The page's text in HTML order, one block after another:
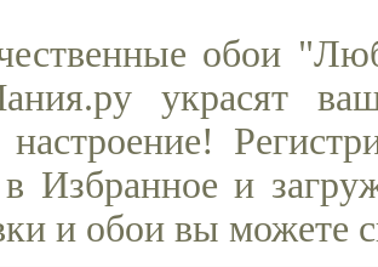
обои
украсят
Избранное и
и обои вы можете